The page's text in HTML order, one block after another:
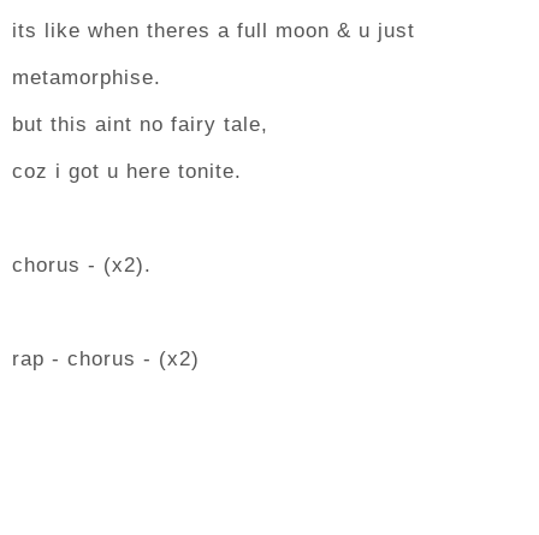
its like when theres a full moon & u just
metamorphise.
but this aint no fairy tale,
coz i got u here tonite.
chorus - (x2).
rap - chorus - (x2)